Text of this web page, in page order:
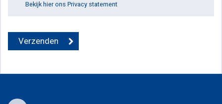
Bekijk hier ons Privacy statement